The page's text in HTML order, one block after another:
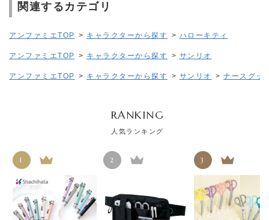
関連するカテゴリ
アンファミエTOP > キャラクターから探す > ハローキティ
アンファミエTOP > キャラクターから探す > サンリオ
アンファミエTOP > キャラクターから探す > サンリオ > ナースグッ
RANKING
人気ランキング
1 2 3